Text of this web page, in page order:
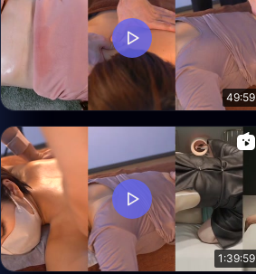
49:59
1:39:59